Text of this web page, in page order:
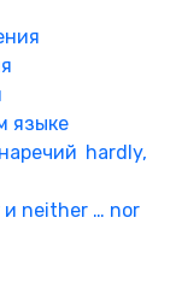
языке
hardly,
neither … nor